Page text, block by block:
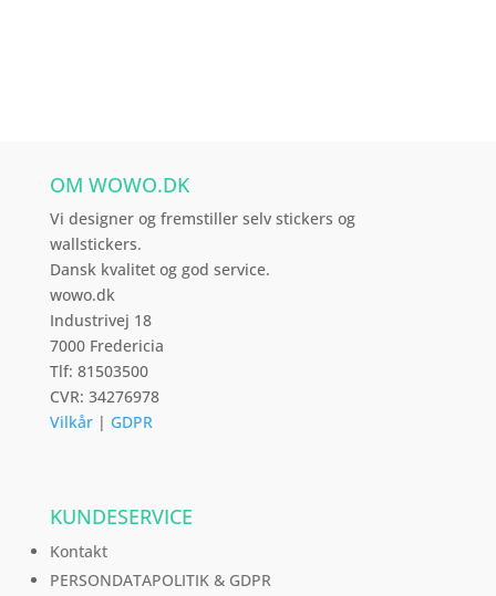
varesiden
OM WOWO.DK
Vi designer og fremstiller selv stickers og
wallstickers.
Dansk kvalitet og god service.
wowo.dk
Industrivej 18
7000 Fredericia
Tlf: 81503500
CVR: 34276978
Vilkår| GDPR
KUNDESERVICE
Kontakt
PERSONDATAPOLITIK & GDPR